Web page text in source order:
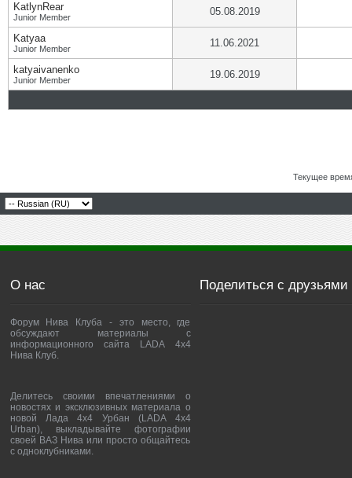
KatlynRear
Junior Member 05.08.2019
Katyaa
Junior Member 11.06.2021
katyaivanenko
Junior Member 19.06.2019
Текущее
О нас
Форум Нива Клуба - это место, где
обсуждают материалы с
информационного сайта LADA 4x4
Нива Клуб.
Делитесь своими впечатлениями о
новостях и эксклюзивных материала о
новой Лада 4х4 Урбан (LADA 4x4
Urban), выкладывайте фотографии
своей ВАЗ Нива или просто общайтесь
с одноклубниками.
Поделиться с друзьями